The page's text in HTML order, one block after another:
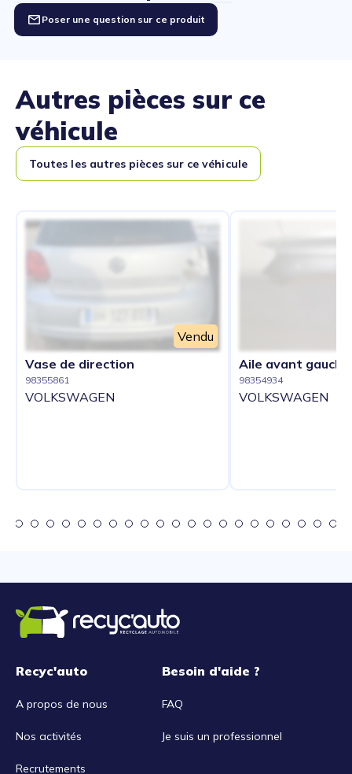
Poser une question sur ce produit
Autres pièces sur ce
véhicule
Toutes les autres pièces sur ce véhicule
Vendu
Vase de direction
98355861
VOLKSWAGEN
Aile avant gauche
98354934
VOLKSWAGEN
Recyc'auto
A propos de nous
Nos activités
Recrutements
Besoin d'aide ?
FAQ
Je suis un professionnel